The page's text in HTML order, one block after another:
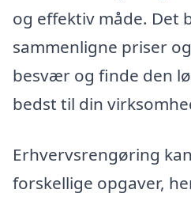
og effektiv måde. Det
sammenligne priser
besvær og finde den
bedst til din
Erhvervsrengøring
forskellige opgaver,